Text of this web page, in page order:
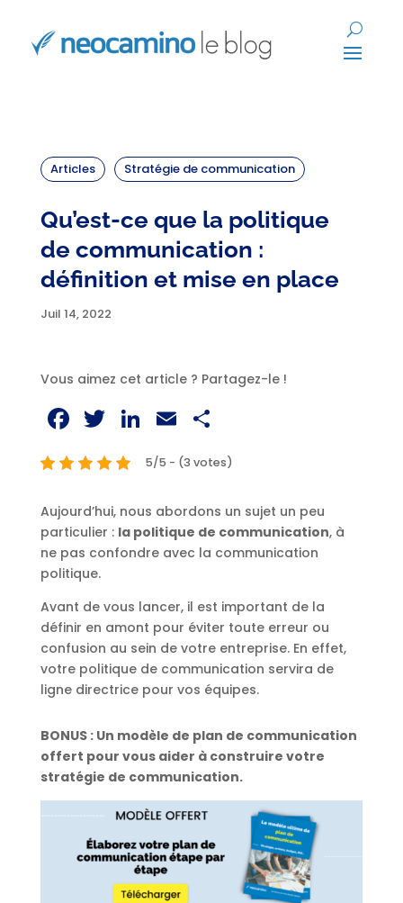
Articles Stratégie de communication
Qu’est-ce que la politique
de communication :
définition et mise en place
Juil 14, 2022
Vous aimez cet article ? Partagez-le !
Facebook
Twitter
LinkedIn
Email
5/5 - (3 votes)
Aujourd’hui, nous abordons un sujet un peu
particulier : la politique de communication, à
ne pas confondre avec la communication
politique.
Avant de vous lancer, il est important de la
définir en amont pour éviter toute erreur ou
confusion au sein de votre entreprise. En effet,
votre politique de communication servira de
ligne directrice pour vos équipes.
BONUS : Un modèle de plan de communication
offert pour vous aider à construire votre
stratégie de communication.